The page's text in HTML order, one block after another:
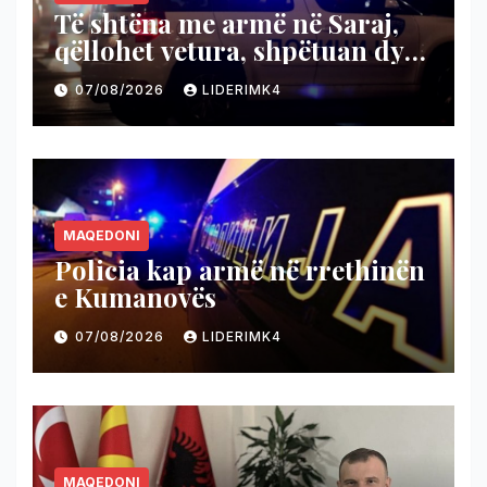
Të shtëna me armë në Saraj,
qëllohet vetura, shpëtuan dy
persona
07/08/2026 LIDERIMK4
MAQEDONI
Policia kap armë në rrethinën
e Kumanovës
07/08/2026 LIDERIMK4
MAQEDONI